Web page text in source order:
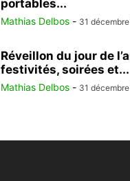
portables...
Mathias Delbos - 31
Réveillon du jour de
festivités, soirées et...
Mathias Delbos - 31